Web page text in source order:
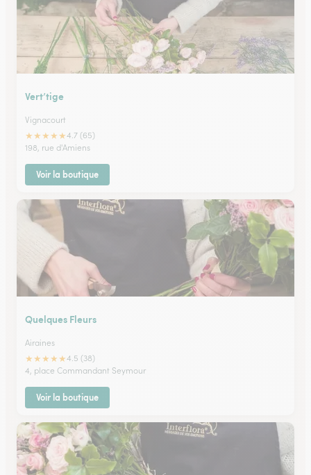
Vert’tige
Vignacourt
★★★★★4.7 (65)
198, rue d'Amiens
Voir la boutique
Quelques Fleurs
Airaines
★★★★★4.5 (38)
4, place Commandant Seymour
Voir la boutique